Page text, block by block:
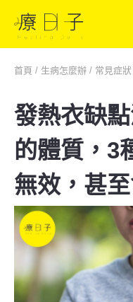
首頁 / 生病怎麼辦 / 常見症狀
發熱衣缺
的體質，3
無效，甚至